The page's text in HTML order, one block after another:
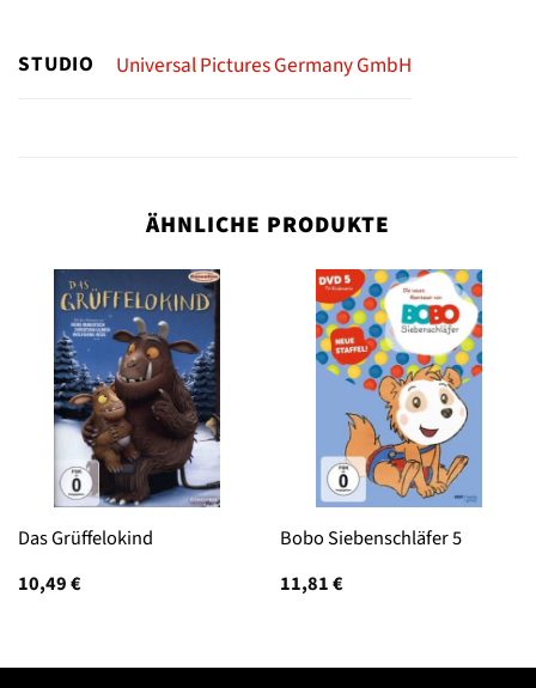
STUDIO Universal Pictures Germany GmbH
ÄHNLICHE PRODUKTE
Das Grüffelokind
10,49€
Bobo Siebenschläfer 5
11,81€